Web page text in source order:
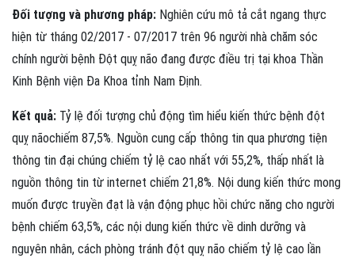
Đối tượng và phương pháp: Nghiên cứu mô tả cắt ngang thực
hiện từ tháng 02/2017 - 07/2017 trên 96 người nhà chăm sóc
chính người bệnh Đột quỵ não đang được điều trị tại khoa Thần
Kinh Bệnh viện Đa Khoa tỉnh Nam Định.
Kết quả: Tỷ lệ đối tượng chủ động tìm hiểu kiến thức bệnh đột
quỵ nãochiếm 87,5%. Nguồn cung cấp thông tin qua phương tiện
thông tin đại chúng chiếm tỷ lệ cao nhất với 55,2%, thấp nhất là
nguồn thông tin từ internet chiếm 21,8%. Nội dung kiến thức mong
muốn được truyền đạt là vận động phục hồi chức năng cho người
bệnh chiếm 63,5%, các nội dung kiến thức về dinh dưỡng và
nguyên nhân, cách phòng tránh đột quỵ não chiếm tỷ lệ cao lần